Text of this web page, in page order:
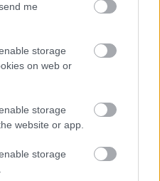
me
storage
on web or
storage
website or app.
storage
át a határon,